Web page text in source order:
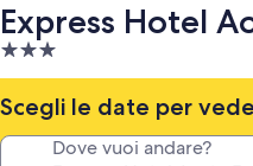
Express Hotel
Struttura
a
3.0
stelle
Scegli le date per
Dove vuoi andare?